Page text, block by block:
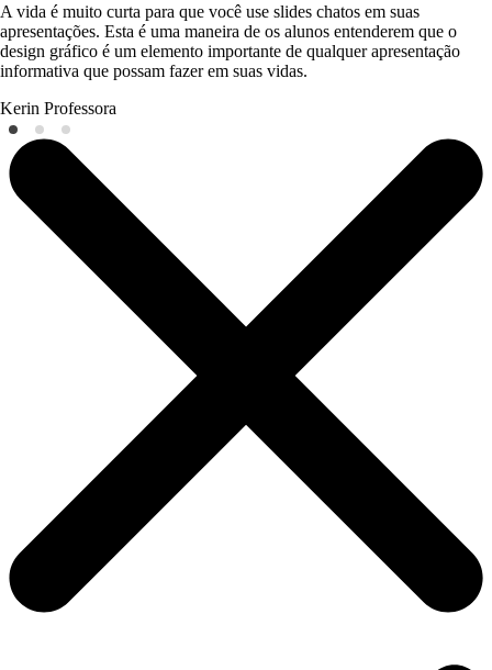
A vida é muito curta para que você use slides chatos em suas
apresentações. Esta é uma maneira de os alunos entenderem que o
design gráfico é um elemento importante de qualquer apresentação
informativa que possam fazer em suas vidas.
Kerin Professora